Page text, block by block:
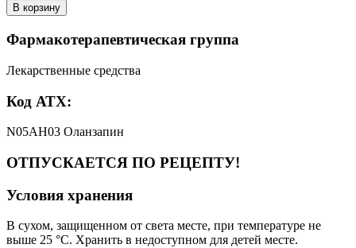
В корзину
Фармакотерапевтическая группа
Лекарственные средства
Код АТХ:
N05AH03 Оланзапин
ОТПУСКАЕТСЯ ПО РЕЦЕПТУ!
Условия хранения
В сухом, защищенном от света месте, при температуре не
выше 25 °С. Хранить в недоступном для детей месте.